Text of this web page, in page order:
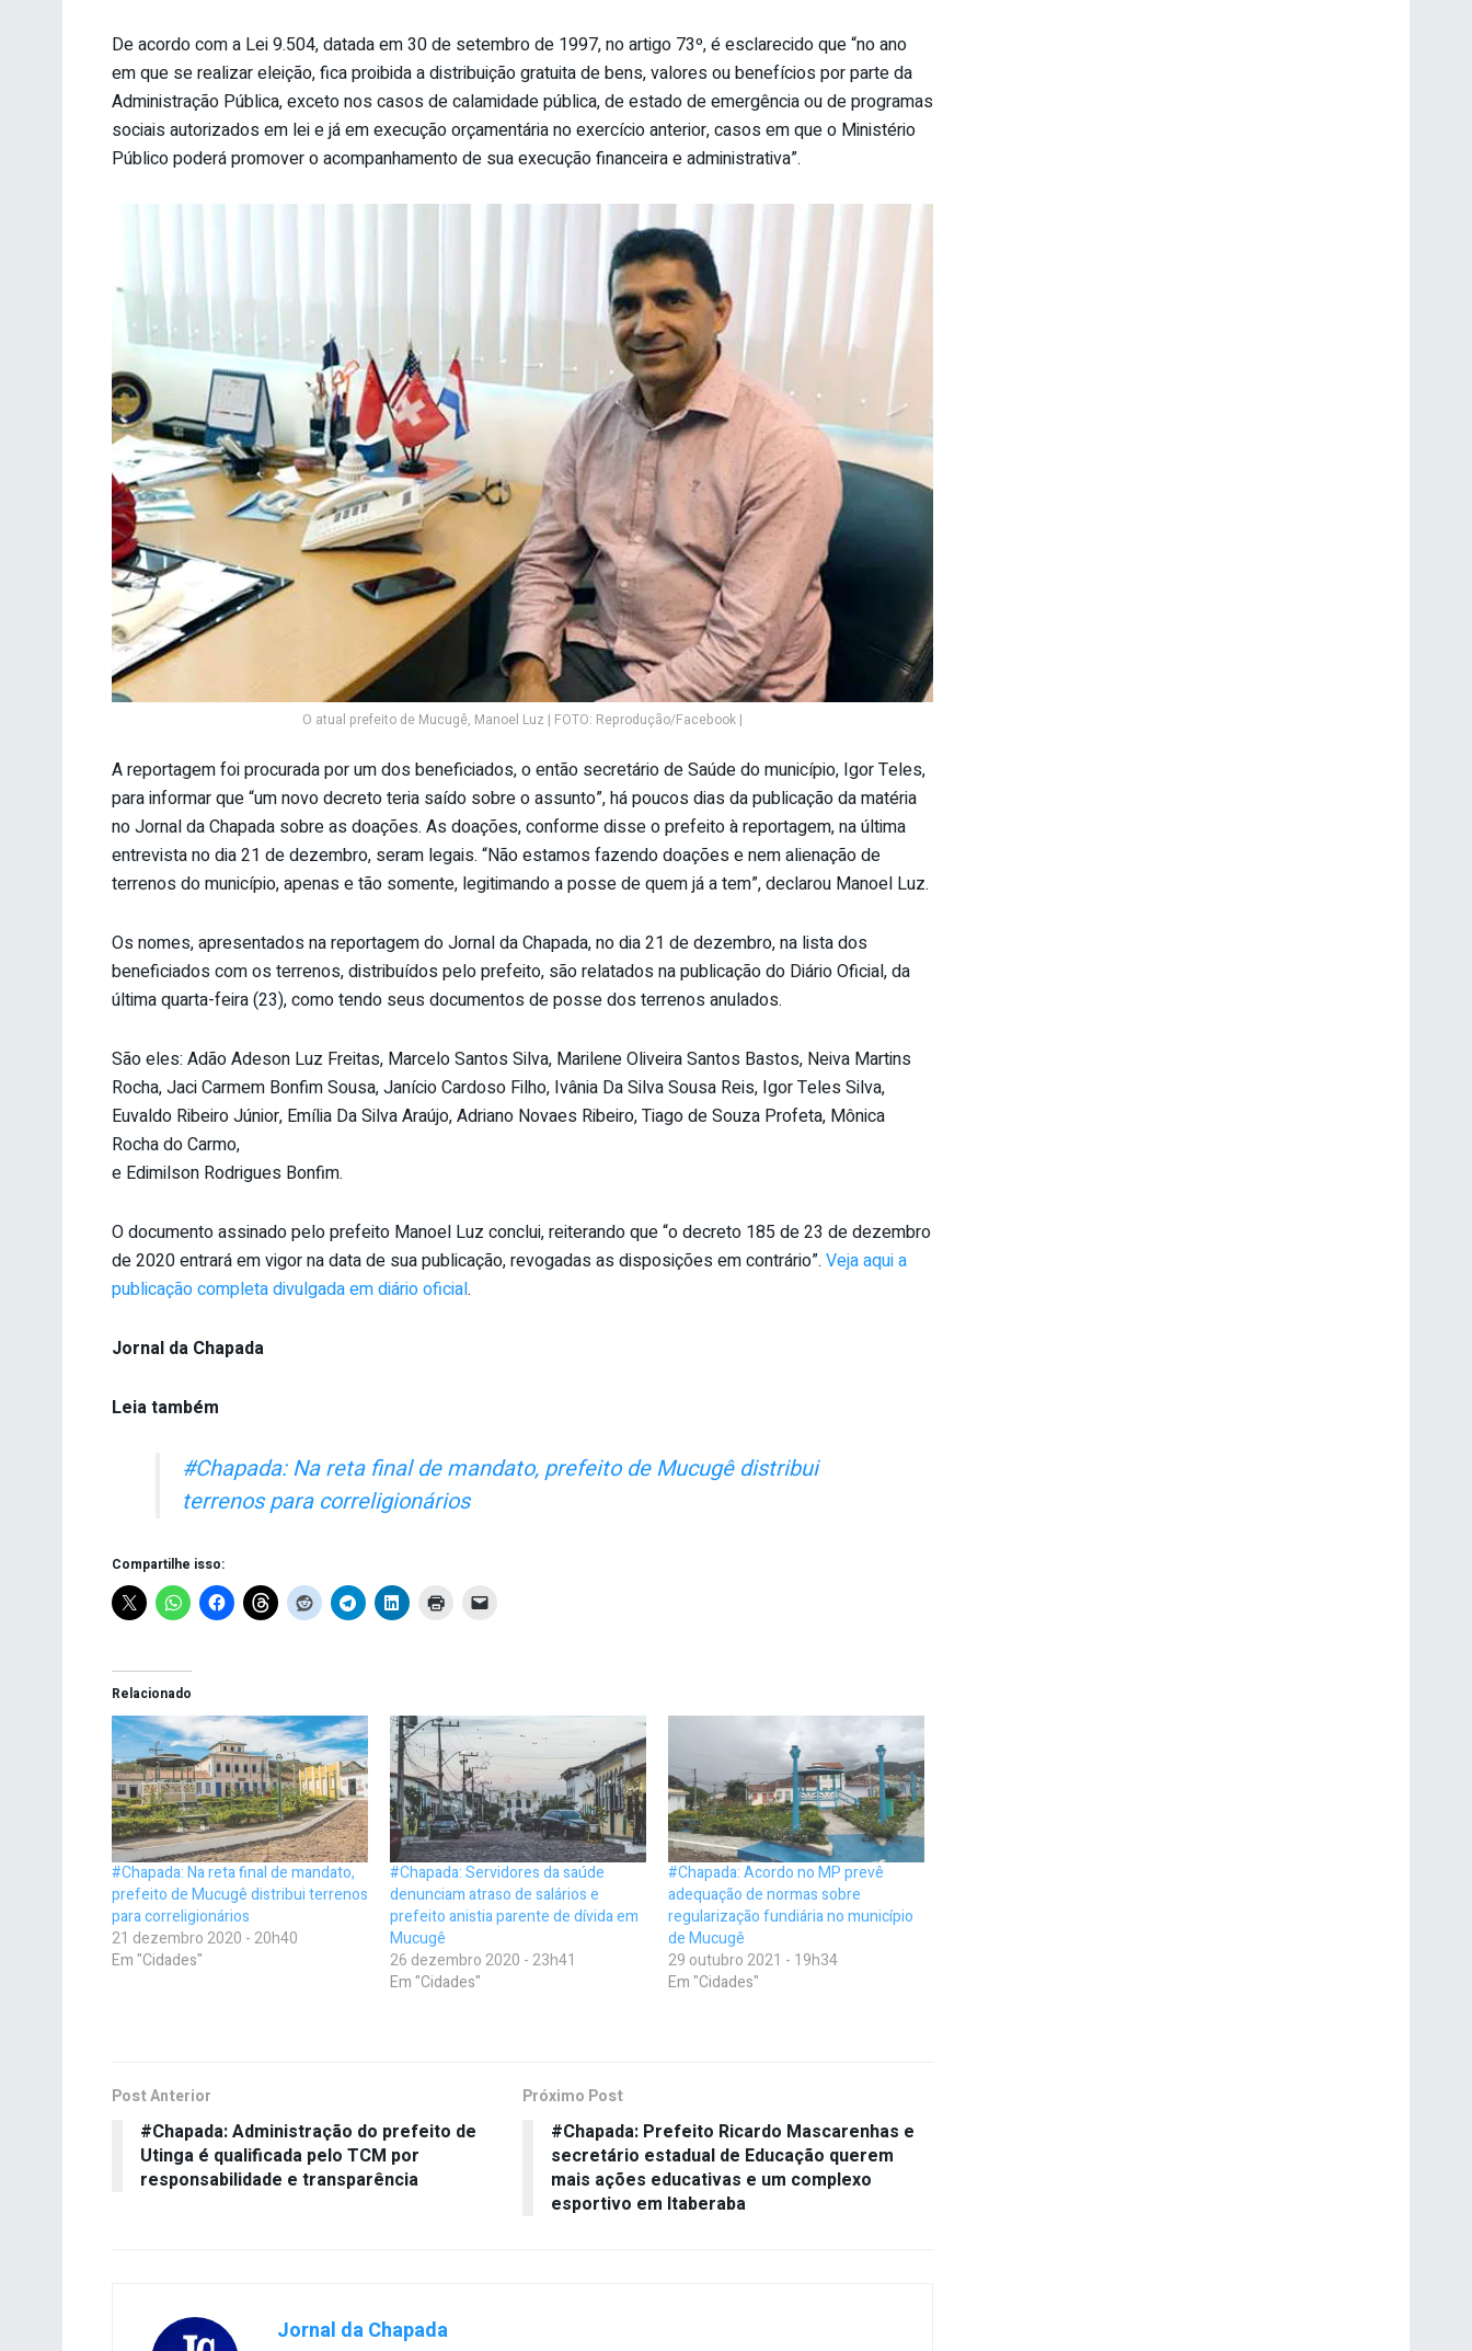
De acordo com a Lei 9.504, datada em 30 de setembro de 1997, no artigo 73º, é esclarecido que “no ano
em que se realizar eleição, fica proibida a distribuição gratuita de bens, valores ou benefícios por parte da
Administração Pública, exceto nos casos de calamidade pública, de estado de emergência ou de programas
sociais autorizados em lei e já em execução orçamentária no exercício anterior, casos em que o Ministério
Público poderá promover o acompanhamento de sua execução financeira e administrativa”.
O atual prefeito de Mucugê, Manoel Luz | FOTO: Reprodução/Facebook |
A reportagem foi procurada por um dos beneficiados, o então secretário de Saúde do município, Igor Teles,
para informar que “um novo decreto teria saído sobre o assunto”, há poucos dias da publicação da matéria
no Jornal da Chapada sobre as doações. As doações, conforme disse o prefeito à reportagem, na última
entrevista no dia 21 de dezembro, seram legais. “Não estamos fazendo doações e nem alienação de
terrenos do município, apenas e tão somente, legitimando a posse de quem já a tem”, declarou Manoel Luz.
Os nomes, apresentados na reportagem do Jornal da Chapada, no dia 21 de dezembro, na lista dos
beneficiados com os terrenos, distribuídos pelo prefeito, são relatados na publicação do Diário Oficial, da
última quarta-feira (23), como tendo seus documentos de posse dos terrenos anulados.
São eles: Adão Adeson Luz Freitas, Marcelo Santos Silva, Marilene Oliveira Santos Bastos, Neiva Martins
Rocha, Jaci Carmem Bonfim Sousa, Janício Cardoso Filho, Ivânia Da Silva Sousa Reis, Igor Teles Silva,
Euvaldo Ribeiro Júnior, Emília Da Silva Araújo, Adriano Novaes Ribeiro, Tiago de Souza Profeta, Mônica
Rocha do Carmo,
e Edimilson Rodrigues Bonfim.
O documento assinado pelo prefeito Manoel Luz conclui, reiterando que “o decreto 185 de 23 de dezembro
de 2020 entrará em vigor na data de sua publicação, revogadas as disposições em contrário”. Veja aqui a
publicação completa divulgada em diário oficial.
Jornal da Chapada
Leia também
#Chapada: Na reta final de mandato, prefeito de Mucugê distribui
terrenos para correligionários
Compartilhe isso:
Relacionado
#Chapada: Na reta final de mandato,
prefeito de Mucugê distribui terrenos
para correligionários
21 dezembro 2020 - 20h40
Em "Cidades"
#Chapada: Servidores da saúde
denunciam atraso de salários e
prefeito anistia parente de dívida em
Mucugê
26 dezembro 2020 - 23h41
Em "Cidades"
#Chapada: Acordo no MP prevê
adequação de normas sobre
regularização fundiária no município
de Mucugê
29 outubro 2021 - 19h34
Em "Cidades"
Post Anterior
#Chapada: Administração do prefeito de
Utinga é qualificada pelo TCM por
responsabilidade e transparência
Próximo Post
#Chapada: Prefeito Ricardo Mascarenhas e
secretário estadual de Educação querem
mais ações educativas e um complexo
esportivo em Itaberaba
Jornal da Chapada